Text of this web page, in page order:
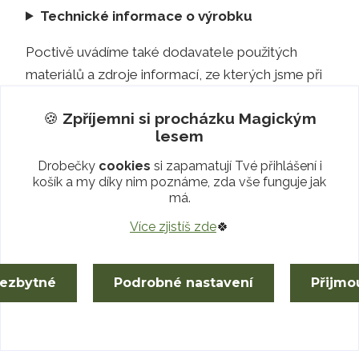
Technické informace o výrobku
Poctivě uvádíme také dodavatele použitých
materiálů a zdroje informací, ze kterých jsme při
zdrojů:
📅Stránka vytvořena:13.06.2025
Poslední aktualizace: 18.07.2026
🍪 Zpříjemni si procházku Magickým
lesem
Drobečky cookies si zapamatují Tvé přihlášení i
košík a my díky nim poznáme, zda vše funguje jak
má.
Více zjistíš zde🍀
Podrobné nastavení